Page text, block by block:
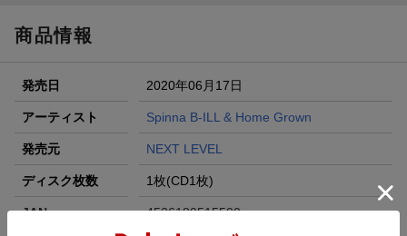
商品情報
発売日 2020年06月17日
アーティスト Spinna B-ILL & Home Grown
発売元 NEXT LEVEL
ディスク枚数 1枚(CD1枚)
JAN 4526180515500